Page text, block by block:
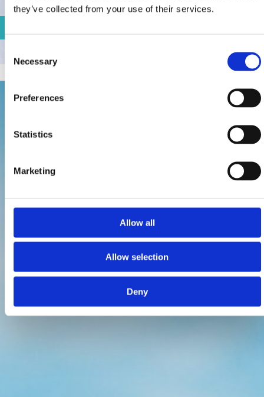
they’ve collected from your use of their services.
Selection
Necessary
Preferences
Statistics
Marketing
Allow all
Allow selection
Deny